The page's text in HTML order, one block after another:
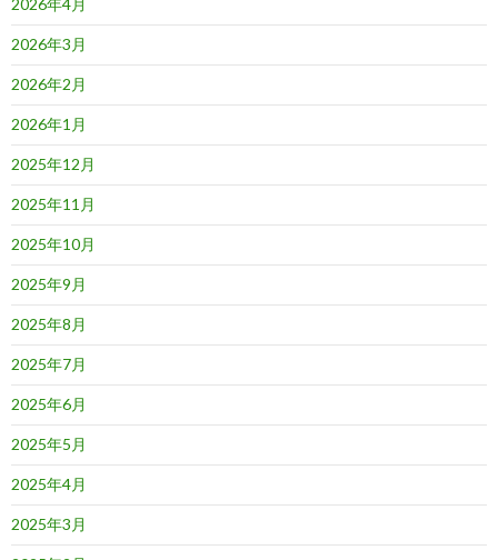
2026年4月
2026年3月
2026年2月
2026年1月
2025年12月
2025年11月
2025年10月
2025年9月
2025年8月
2025年7月
2025年6月
2025年5月
2025年4月
2025年3月